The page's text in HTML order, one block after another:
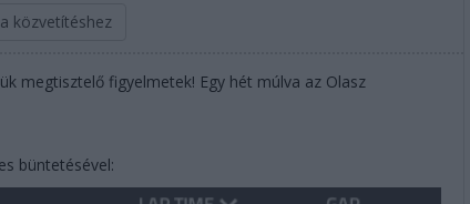
közvetítéshez
megtisztelő figyelmetek! Egy hét múlva az Olasz
büntetésével: